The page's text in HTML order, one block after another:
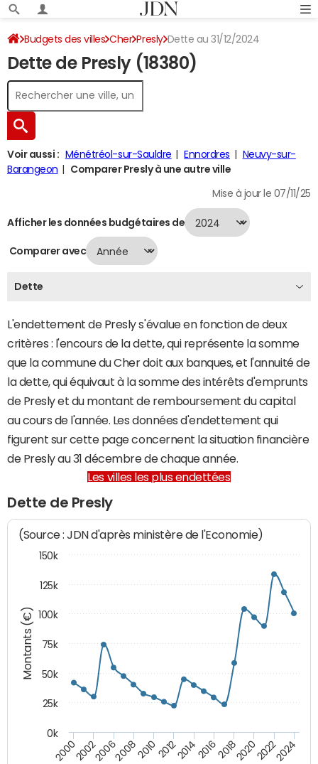
Budgets des villes Cher Presly Dette au 31/12/2024
Dette de Presly (18380)
Voir aussi : Ménétréol-sur-Sauldre Ennordres
Neuvy-sur-
Barangeon
Comparer Presly à une autre ville
Mise à jour le 07/11/25
Afficher les données budgétaires de
Comparer avec
Dette
L'endettement de Presly s'évalue en fonction de deux
critères : l'encours de la dette, qui représente la somme
que la commune du Cher doit aux banques, et l'annuité de
la dette, qui équivaut à la somme des intérêts d'emprunts
de Presly et du montant de remboursement du capital
au cours de l'année. Les données d'endettement qui
figurent sur cette page concernent la situation financière
de Presly au 31 décembre de chaque année.
Les villes les plus endettées
Dette de Presly
Montants (€)
(Source : JDN d'après ministère de l'Economie)
200020022006200820102012201420162018202020222024
0k
25k
50k
75k
100k
125k
150k